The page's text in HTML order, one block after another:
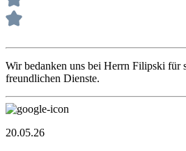
Wir bedanken uns bei Herrn Filipski für
freundlichen Dienste.
20.05.26